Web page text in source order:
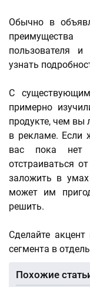
Обычно в
пользователя
узнать
С
примерно
продукте, чем вы
в рекламе. Если
вас пока нет
отстраиваться
заложить в
может им
решить.
Сделайте
сегмента в
Похожие